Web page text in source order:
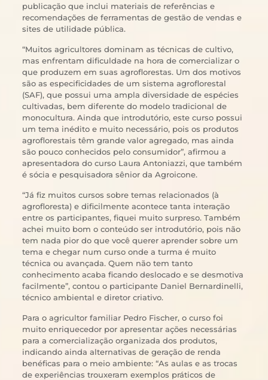
publicação que inclui materiais de referências e
recomendações de ferramentas de gestão de vendas e
sites de utilidade pública.
“Muitos agricultores dominam as técnicas de cultivo,
mas enfrentam dificuldade na hora de comercializar o
que produzem em suas agroflorestas. Um dos motivos
são as especificidades de um sistema agroflorestal
(SAF), que possui uma ampla diversidade de espécies
cultivadas, bem diferente do modelo tradicional de
monocultura. Ainda que introdutório, este curso possui
um tema inédito e muito necessário, pois os produtos
agroflorestais têm grande valor agregado, mas ainda
são pouco conhecidos pelo consumidor”, afirmou a
apresentadora do curso Laura Antoniazzi, que também
é sócia e pesquisadora sênior da Agroicone.
“Já fiz muitos cursos sobre temas relacionados (à
agrofloresta) e dificilmente acontece tanta interação
entre os participantes, fiquei muito surpreso. Também
achei muito bom o conteúdo ser introdutório, pois não
tem nada pior do que você querer aprender sobre um
tema e chegar num curso onde a turma é muito
técnica ou avançada. Quem não tem tanto
conhecimento acaba ficando deslocado e se desmotiva
facilmente”, contou o participante Daniel Bernardinelli,
técnico ambiental e diretor criativo.
Para o agricultor familiar Pedro Fischer, o curso foi
muito enriquecedor por apresentar ações necessárias
para a comercialização organizada dos produtos,
indicando ainda alternativas de geração de renda
benéficas para o meio ambiente: “As aulas e as trocas
de experiências trouxeram exemplos práticos de